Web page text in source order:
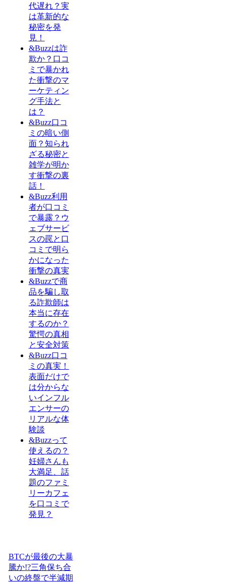
代遅れ？実
は革新的な
秘密を発
見！
&Buzzは詐
欺か？口コ
ミで暴かれ
た衝撃のマ
ーケティン
グ手法と
は？
&Buzz口コ
ミの暗い側
面？知られ
ざる秘密と
雑学が明か
す衝撃の裏
話！
&Buzz利用
者が口コミ
で暴露？ウ
ェブサービ
スの罠と口
コミで明ら
かになった
衝撃の真実
&Buzzで商
品を騙し取
る詐欺師は
本当に存在
するのか？
驚愕の真相
と安全対策
&Buzz口コ
ミの真実！
表面だけで
は分からな
いインフル
エンサーの
リアルな体
験談
&Buzzって
使えるの？
妊婦さんも
大満足、話
題のファミ
リーカフェ
を口コミで
発見？
BTCが最後の大暴
騰か!?三角保ち合
いの終盤で半減期